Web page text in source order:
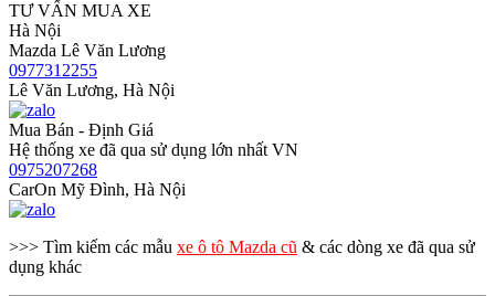
TƯ VẤN MUA XE
Hà Nội
Mazda Lê Văn Lương
0977312255
Lê Văn Lương, Hà Nội
Mua Bán - Định Giá
Hệ thống xe đã qua sử dụng lớn nhất VN
0975207268
CarOn Mỹ Đình, Hà Nội
>>> Tìm kiếm các mẫu xe ô tô Mazda cũ & các dòng xe đã qua sử
dụng khác